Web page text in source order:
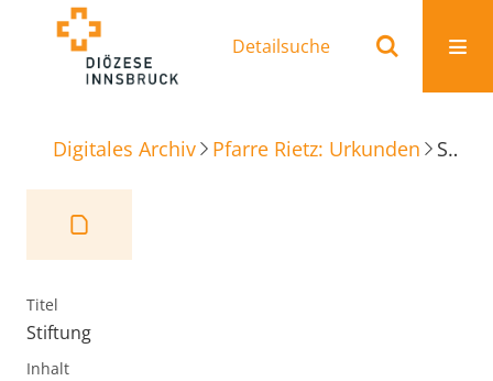
Detailsuche
Digitales Archiv Pfarre Rietz: Urkunden Stiftung
Titel
Stiftung
Inhalt